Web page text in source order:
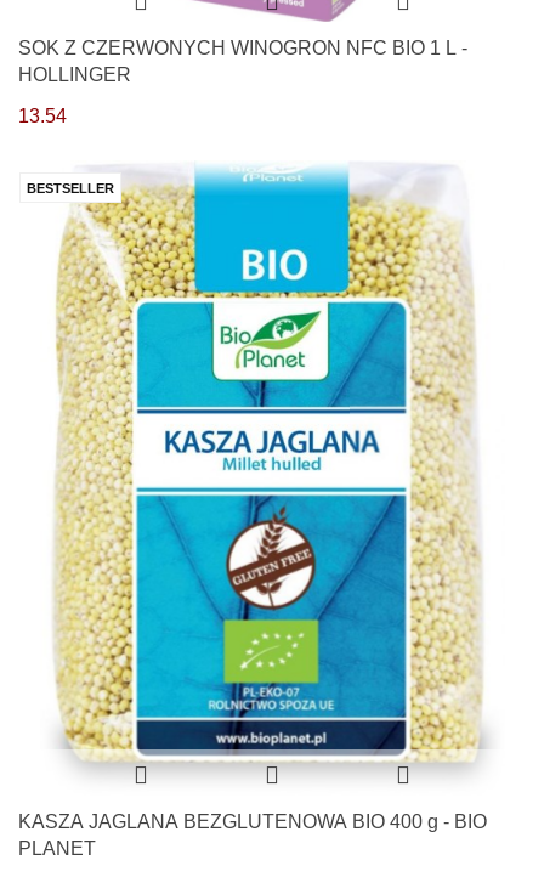
SOK Z CZERWONYCH WINOGRON NFC BIO 1 L -
HOLLINGER
13.54
BESTSELLER
KASZA JAGLANA BEZGLUTENOWA BIO 400 g - BIO
PLANET